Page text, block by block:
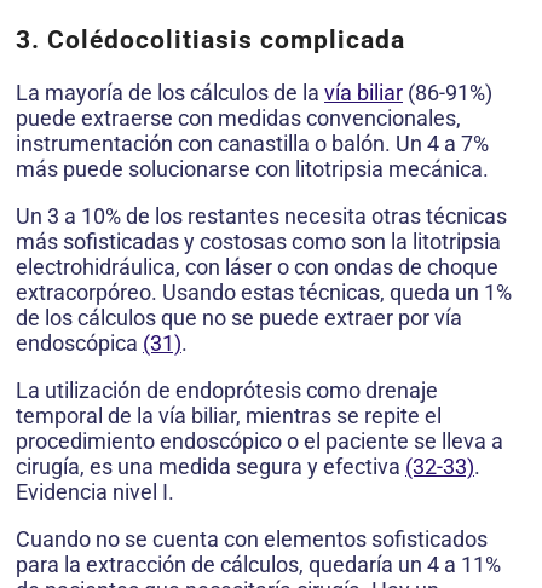
3. Colédocolitiasis complicada
La mayoría de los cálculos de la vía biliar (86-91%)
puede extraerse con medidas convencionales,
instrumentación con canastilla o balón. Un 4 a 7%
más puede solucionarse con litotripsia mecánica.
Un 3 a 10% de los restantes necesita otras técnicas
más sofisticadas y costosas como son la litotripsia
electrohidráulica, con láser o con ondas de choque
extracorpóreo. Usando estas técnicas, queda un 1%
de los cálculos que no se puede extraer por vía
endoscópica (31).
La utilización de endoprótesis como drenaje
temporal de la vía biliar, mientras se repite el
procedimiento endoscópico o el paciente se lleva a
cirugía, es una medida segura y efectiva (32-33).
Evidencia nivel I.
Cuando no se cuenta con elementos sofisticados
para la extracción de cálculos, quedaría un 4 a 11%